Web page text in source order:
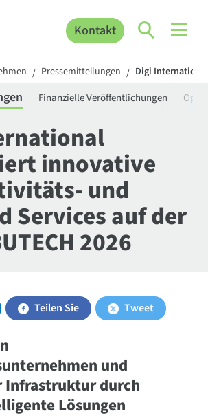
Kontakt
/ Pressemitteilungen / Digi
Finanzielle Veröffentlichungen
innovative
und
Services auf der
2026
Teilen Sie Tweet
und
durch
Lösungen